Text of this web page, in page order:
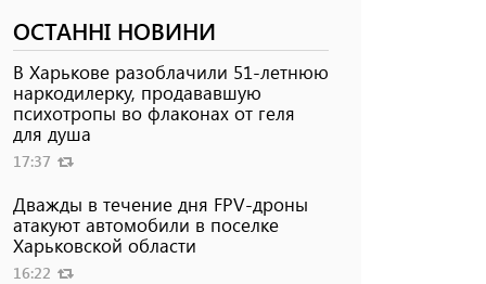
ОСТАННІ НОВИНИ
В Харькове разоблачили 51-летнюю
наркодилерку, продававшую
психотропы во флаконах от геля
для душа
17:37
Дважды в течение дня FPV-дроны
атакуют автомобили в поселке
Харьковской области
16:22